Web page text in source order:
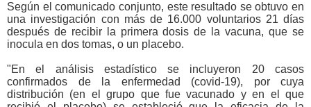
Según el comunicado conjunto, este resultado se obtuvo en
una investigación con más de 16.000 voluntarios 21 días
después de recibir la primera dosis de la vacuna, que se
inocula en dos tomas, o un placebo.
"En el análisis estadístico se incluyeron 20 casos
confirmados de la enfermedad (covid-19), por cuya
distribución (en el grupo que fue vacunado y en el que